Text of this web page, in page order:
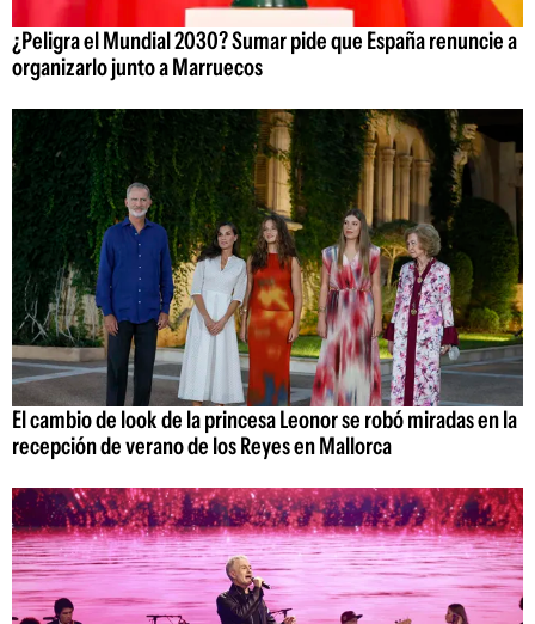
¿Peligra el Mundial 2030? Sumar pide que España renuncie a
organizarlo junto a Marruecos
El cambio de look de la princesa Leonor se robó miradas en la
recepción de verano de los Reyes en Mallorca